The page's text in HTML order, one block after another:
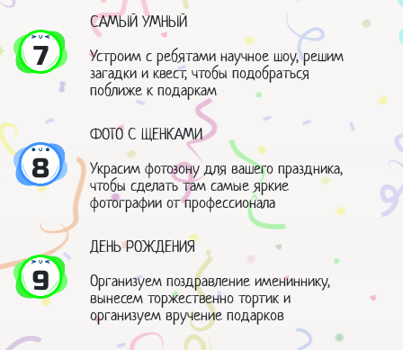
7
САМЫЙ УМНЫЙ
Устроим с ребятами научное шоу, решим
загадки и квест, чтобы подобраться
поближе к подаркам
8
ФОТО С ЩЕНКАМИ
Украсим фотозону для вашего праздника,
чтобы сделать там самые яркие
фотографии от профессионала
9
ДЕНЬ РОЖДЕНИЯ
Организуем поздравление имениннику,
вынесем торжественно тортик и
организуем вручение подарков